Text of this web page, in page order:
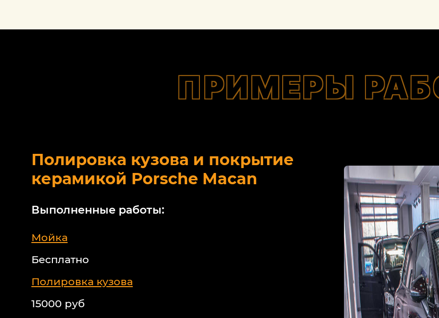
ПРИМЕРЫ
Полировка кузова и покрытие
керамикой Porsche Macan
Выполненные работы:
Мойка
Бесплатно
Полировка кузова
15000 руб